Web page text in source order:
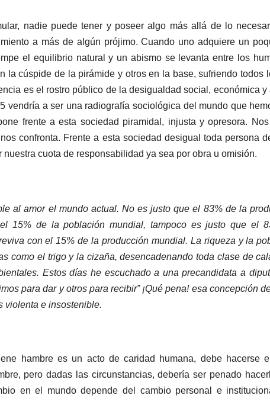
nadie puede tener y poseer algo más allá de lo
a más de algún prójimo. Cuando uno adquiere un
el equilibrio natural y un abismo se levanta entre los
la cúspide de la pirámide y otros en la base, sufriendo todos
es el rostro público de la desigualdad social, económica y
vendría a ser una radiografía sociológica del mundo que
frente a esta sociedad piramidal, injusta y opresora.
confronta. Frente a esta sociedad desigual toda persona
nuestra cuota de responsabilidad ya sea por obra u omisión.
al amor el mundo actual. No es justo que el 83% de la
15% de la población mundial, tampoco es justo que el
con el 15% de la producción mundial. La riqueza y la
como el trigo y la cizaña, desencadenando toda clase de
Estos días he escuchado a una precandidata a
para dar y otros para recibir” ¡Qué pena! esa concepción
violenta e insostenible.
hambre es un acto de caridad humana, debe hacerse
pero dadas las circunstancias, debería ser penado
en el mundo depende del cambio personal e